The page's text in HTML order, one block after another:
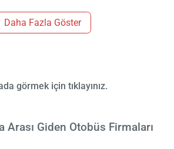
Daha Fazla Göster
görmek için tıklayınız.
Arası Giden Otobüs Firmaları